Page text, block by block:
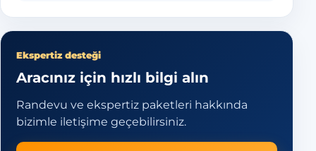
Ekspertiz desteği
Aracınız için hızlı bilgi alın
Randevu ve ekspertiz paketleri hakkında
bizimle iletişime geçebilirsiniz.